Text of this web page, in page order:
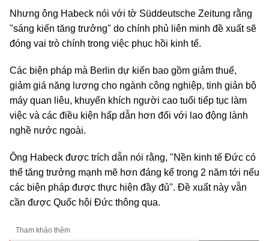
Nhưng ông Habeck nói với tờ Süddeutsche Zeitung rằng
"sáng kiến tăng trưởng" do chính phủ liên minh đề xuất sẽ
đóng vai trò chính trong việc phục hồi kinh tế.
Các biện pháp mà Berlin dự kiến bao gồm giảm thuế,
giảm giá năng lượng cho ngành công nghiệp, tinh giản bộ
máy quan liêu, khuyến khích người cao tuổi tiếp tục làm
việc và các điều kiện hấp dẫn hơn đối với lao động lành
nghề nước ngoài.
Ông Habeck được trích dẫn nói rằng, "Nền kinh tế Đức có
thể tăng trưởng mạnh mẽ hơn đáng kể trong 2 năm tới nếu
các biện pháp được thực hiện đầy đủ". Đề xuất này vẫn
cần được Quốc hội Đức thông qua.
Tham khảo thêm